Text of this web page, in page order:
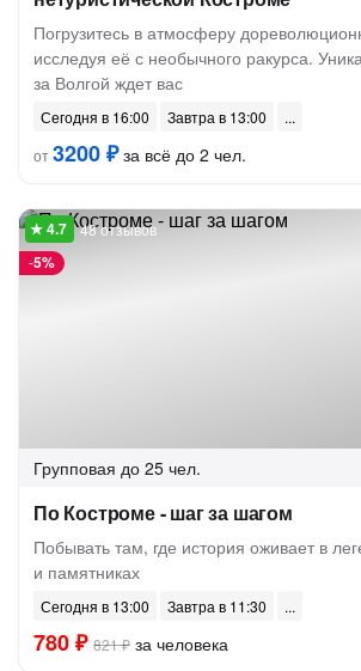
Погрузитесь в атмосферу
исследуя её с необычного ракурса.
за Волгой ждет вас
Сегодня в 16:00
Завтра в 13:00
от3200 ₽за всё до 2 чел.
-5%
48 отзывов
Групповая до 25 чел.
По Костроме - шаг за шагом
Побывать там, где история оживает в
и памятниках
Сегодня в 13:00 Завтра в 11:30
780 ₽ 821 ₽ за человека